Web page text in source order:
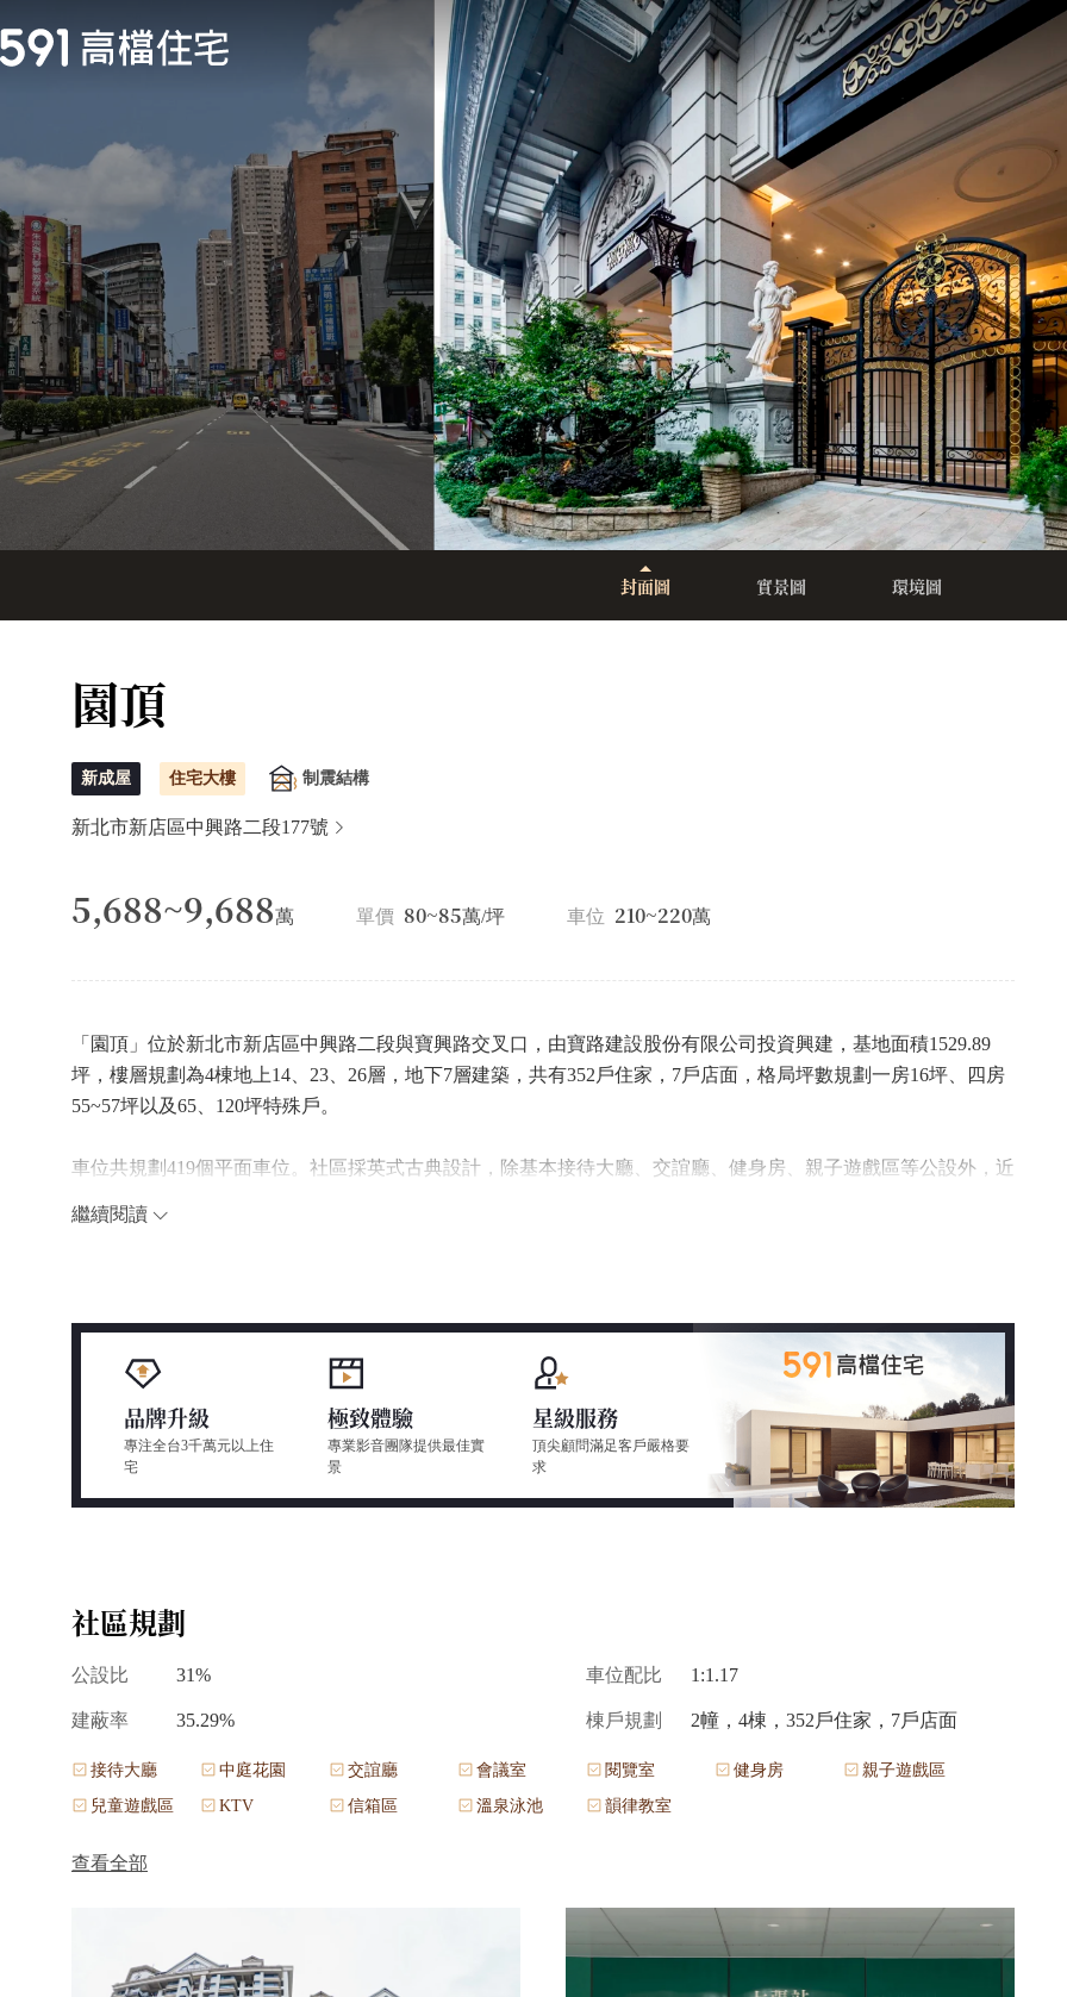
封面圖 實景圖 環境圖
園頂
新成屋 住宅大樓 制震結構
新北市新店區中興路二段177號
5,688~9,688萬 單價 80~85萬/坪 車位 210~220萬
「園頂」位於新北市新店區中興路二段與寶興路交叉口，由寶路建設股份有限公司投資興建，基地面積1529.89
坪，樓層規劃為4棟地上14、23、26層，地下7層建築，共有352戶住家，7戶店面，格局坪數規劃一房16坪、四房
55~57坪以及65、120坪特殊戶。
車位共規劃419個平面車位。社區採英式古典設計，除基本接待大廳、交誼廳、健身房、親子遊戲區等公設外，近
外舒適的居住環境。300公尺抵達北新雙語國小，五峰國中明星校區，200公尺可抵家樂福商圈商圈。
繼續閱讀
品牌升級
專注全台3千萬元以上住
宅
極致體驗
專業影音團隊提供最佳實
景
星級服務
頂尖顧問滿足客戶嚴格要
求
社區規劃
公設比 31% 車位配比 1:1.17
建蔽率 35.29% 棟戶規劃 2幢，4棟，352戶住家，7戶店面
接待大廳 中庭花園 交誼廳 會議室 閱覽室 健身房
親子遊戲區
兒童遊戲區
KTV 信箱區 溫泉泳池 韻律教室
查看全部